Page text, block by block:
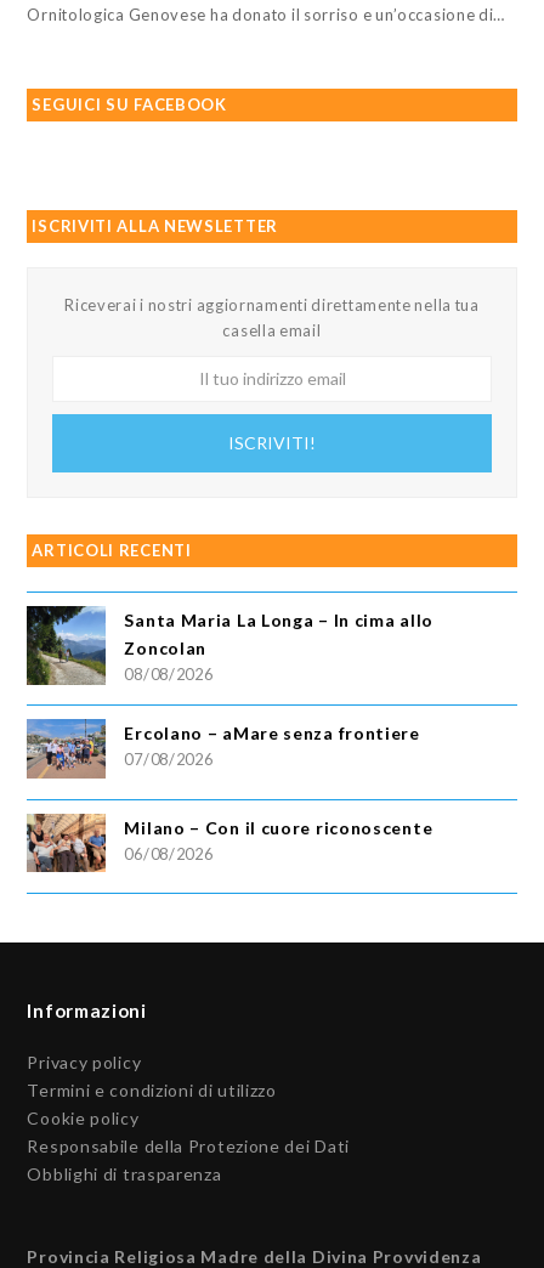
Ornitologica Genovese ha donato il sorriso e un’occasione di…
SEGUICI SU FACEBOOK
ISCRIVITI ALLA NEWSLETTER
Riceverai i nostri aggiornamenti direttamente nella tua
casella email
ISCRIVITI!
ARTICOLI RECENTI
Santa Maria La Longa – In cima allo
Zoncolan
08/08/2026
Ercolano – aMare senza frontiere
07/08/2026
Milano – Con il cuore riconoscente
06/08/2026
Informazioni
Privacy policy
Termini e condizioni di utilizzo
Cookie policy
Responsabile della Protezione dei Dati
Obblighi di trasparenza
Provincia Religiosa Madre della Divina Provvidenza